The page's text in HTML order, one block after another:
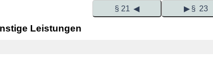
§ 21 ◀ ▶ § 23
Leistungen